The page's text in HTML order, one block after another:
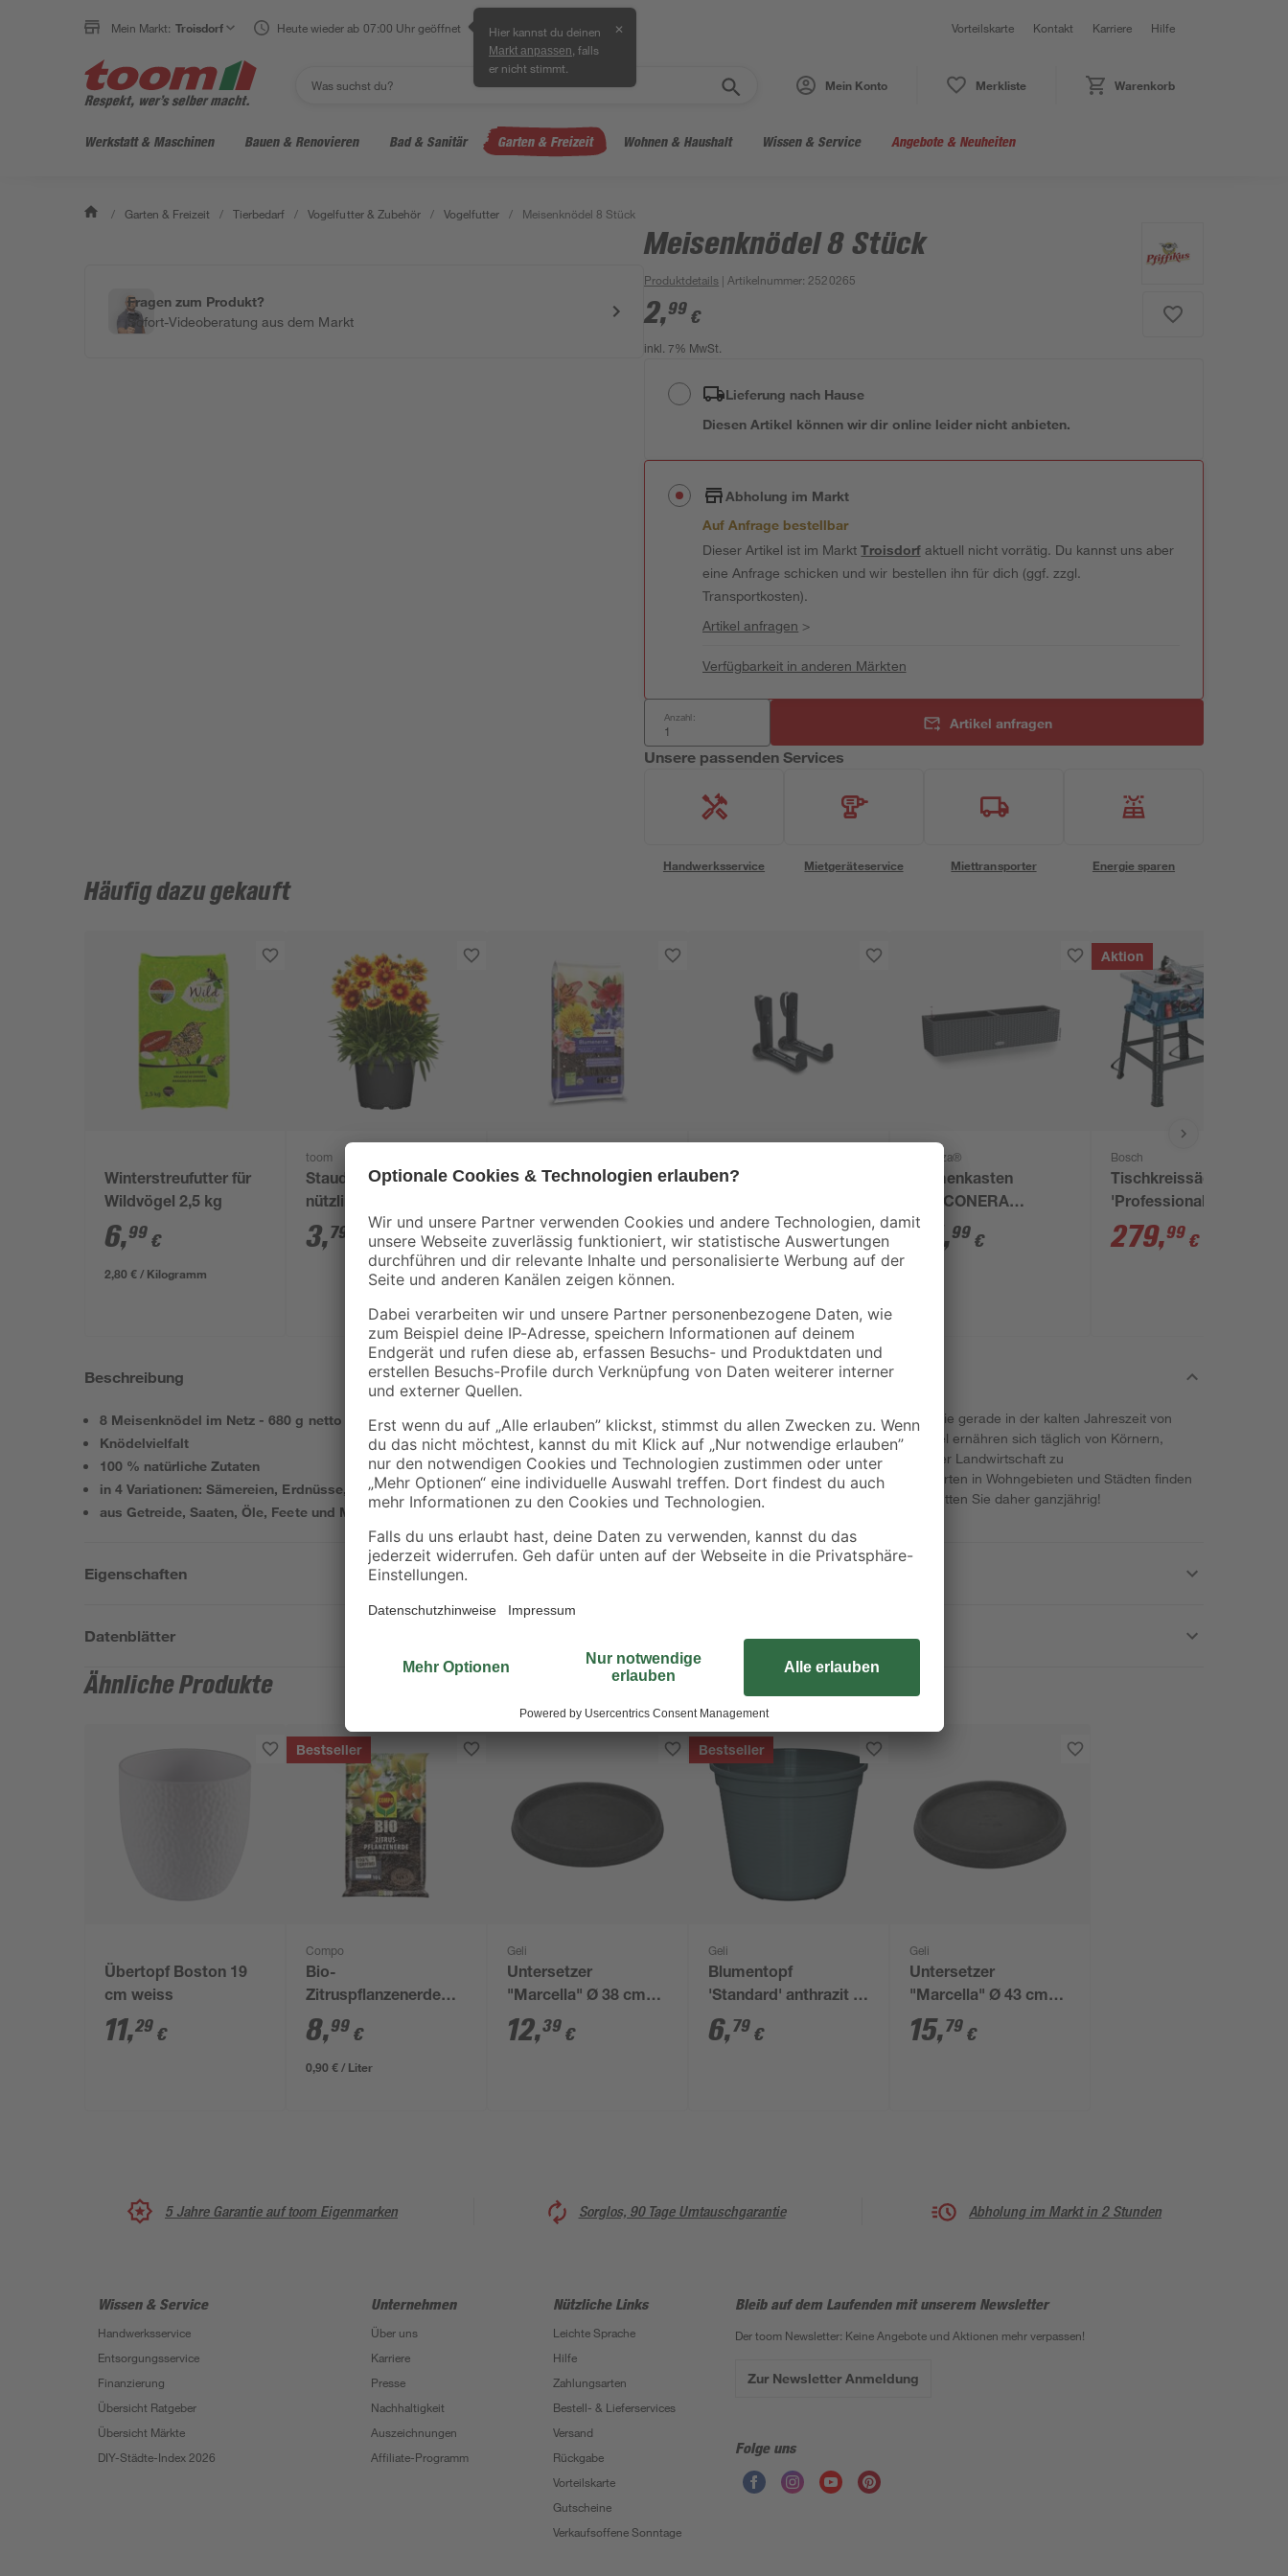
Mein Markt: Troisdorf Heute wieder ab 07:00 Uhr geöffnet Hier kannst du deinen
Markt anpassen , falls
er nicht stimmt.
✕ Vorteilskarte Kontakt Karriere Hilfe
Mein Konto Merkliste Warenkorb
Werkstatt & Maschinen Bauen & Renovieren Bad & Sanitär Garten & Freizeit Wohnen & Haushalt Wissen & Service Angebote & Neuheiten
/ Garten & Freizeit / Tierbedarf / Vogelfutter & Zubehör / Vogelfutter / Meisenknödel 8 Stück
Fragen zum Produkt?
Sofort-Videoberatung aus dem Markt
Meisenknödel 8 Stück
Produktdetails | Artikelnummer: 2520265
2,99 €
inkl. 7% MwSt.
Lieferung nach Hause
Diesen Artikel können wir dir online leider nicht anbieten.
Abholung im Markt
Auf Anfrage bestellbar
Dieser Artikel ist im MarktTroisdorfaktuell nicht vorrätig. Du kannst uns aber
eine Anfrage schicken und wir bestellen ihn für dich (ggf. zzgl.
Transportkosten).
Artikel anfragen >
Verfügbarkeit in anderen Märkten
Anzahl: Artikel anfragen
Unsere passenden Services
Handwerksservice Mietgeräteservice Miettransporter Energie sparen
Häufig dazu gekauft
Winterstreufutter für
Wildvögel 2,5 kg
6,99 €
2,80 € / Kilogramm
toom
Staude verschiedene
nützlingsfördernde
Sorten 13 cm Topf
3,79
Blumenerde torffrei
9,99€
0,20 € / Liter
Halterung für
'BALCONERA Stone'
Kunststoff schwarz 2
29,99€
Lechuza®
Blumenkasten
'BALCONERA
Cottage 80'
Kunststoff
44,99 €
Aktion
Bosch
Tischkreissäge
'Professional GTS
254' 1800 W
279,99 €
Beschreibung
8 Meisenknödel im Netz - 680 g netto
Knödelvielfalt
100 % natürliche Zutaten
in 4 Variationen: Sämereien, Erdnüsse, Insekten und Beeren/Rosinen
aus Getreide, Saaten, Öle, Feete und Mineralstoffe
Echte Leckerbissen mit wichtigen Nährstoffen, die gerade in der kalten Jahreszeit von
freilebenen Vögeln gern gefressen werden. Vögel ernähren sich täglich von Körnern,
Samen und Insekten. Durch Vereinheitlichung der Landwirtschaft zu
Monokulturlandschaften und durch gepflegte Gärten in Wohngebieten und Städten finden
freilebende Vögel nicht mehr genug Nahrung. Fütten Sie daher ganzjährig!
Eigenschaften
Datenblätter
Ähnliche Produkte
Übertopf Boston 19
cm weiss
11,29 €
Bestseller
Compo
Bio-
Zitruspflanzenerde
torffrei 10 l
8,99 €
0,90 € / Liter
Geli
Untersetzer
"Marcella" Ø 38 cm
anthrazit
12,39 €
Bestseller
Geli
Blumentopf
'Standard' anthrazit Ø
32 cm
6,79 €
Geli
Untersetzer
"Marcella" Ø 43 cm
anthrazit
15,79 €
5 Jahre Garantie auf toom Eigenmarken Sorglos, 90 Tage Umtauschgarantie Abholung im Markt in 2 Stunden
Wissen & Service
Handwerksservice
Entsorgungsservice
Finanzierung
Übersicht Ratgeber
Übersicht Märkte
DIY-Städte-Index 2026
Unternehmen
Über uns
Karriere
Presse
Nachhaltigkeit
Auszeichnungen
Affiliate-Programm
Nützliche Links
Leichte Sprache
Hilfe
Zahlungsarten
Bestell- & Lieferservices
Versand
Rückgabe
Vorteilskarte
Gutscheine
Verkaufsoffene Sonntage
Bleib auf dem Laufenden mit unserem Newsletter
Der toom Newsletter: Keine Angebote und Aktionen mehr verpassen!
Zur Newsletter Anmeldung
Folge uns